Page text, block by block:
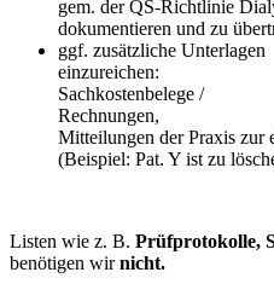
gem. der QS-Richtlinie
dokumentieren und zu
ggf. zusätzliche Unterlagen
Sachkostenbelege /
Mitteilungen der Praxis zur
(Beispiel: Pat. Y ist zu
Listen wie z. B. Prüfprotokolle,
benötigen wirnicht.